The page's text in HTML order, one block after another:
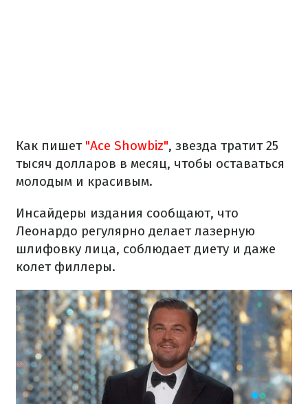
Как пишет "Ace Showbiz", звезда тратит 25
тысяч долларов в месяц, чтобы оставаться
молодым и красивым.
Инсайдеры издания сообщают, что
Леонардо регулярно делает лазерную
шлифовку лица, соблюдает диету и даже
колет филлеры.